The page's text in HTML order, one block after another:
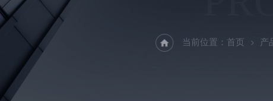
当前位置： 首页 产